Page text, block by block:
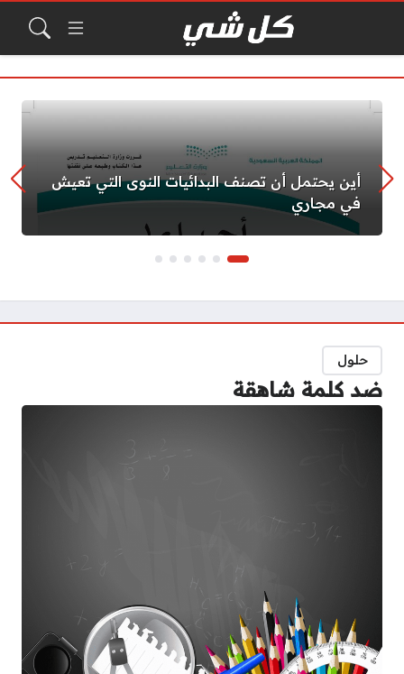
أين يحتمل أن تصنف البدائيات النوى التي تعيش
في مجاري
حلول
ضد كلمة شاهقة